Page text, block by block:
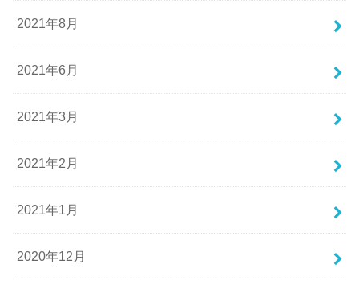
2021年8月
2021年6月
2021年3月
2021年2月
2021年1月
2020年12月